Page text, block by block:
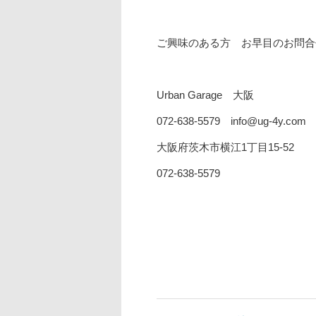
ご興味のある方 お早目のお問
Urban Garage 大阪
072-638-5579 info@ug-4y.com
大阪府茨木市横江1丁目15-52
072-638-5579